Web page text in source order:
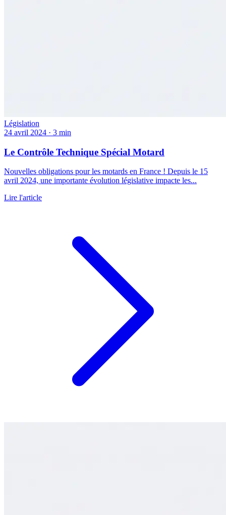
Législation
24 avril 2024 · 3 min
Le Contrôle Technique Spécial Motard
Nouvelles obligations pour les motards en France ! Depuis le 15
avril 2024, une importante évolution législative impacte les...
Lire l'article